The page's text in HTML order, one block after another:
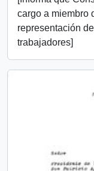
cargo a miembro
representación
trabajadores]